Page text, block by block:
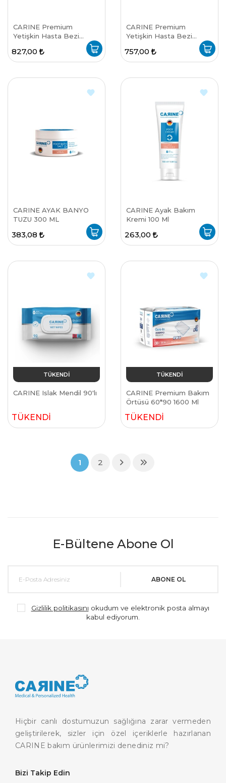
CARINE Premium
Yetişkin Hasta Bezi
Large Beden 30 Adet - 6
Damla
827,00
CARINE Premium
Yetişkin Hasta Bezi
Medium Beden 30 Adet
- 6 Damla
757,00
CARINE AYAK BANYO
TUZU 300 ML
383,08
CARINE Ayak Bakım
Kremi 100 Ml
263,00
TÜKENDİ
CARINE Islak Mendil 90'lı
TÜKENDİ
TÜKENDİ
CARINE Premium Bakım
Örtüsü 60*90 1600 Ml
TÜKENDİ
1 2
E-Bültene Abone Ol
ABONE OL
Gizlilik politikasını okudum ve elektronik posta almayı
kabul ediyorum.
Hiçbir canlı dostumuzun sağlığına zarar vermeden
geliştirilerek, sizler için özel içeriklerle hazırlanan
CARINE bakım ürünlerimizi denediniz mi?
Bizi Takip Edin